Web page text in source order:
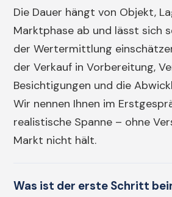
Die Dauer hängt von Objekt,
Marktphase ab und lässt sich
der Wertermittlung
der Verkauf in Vorbereitung,
Besichtigungen und die
Wir nennen Ihnen im
realistische Spanne – ohne
Markt nicht hält.
Was ist der erste Schritt